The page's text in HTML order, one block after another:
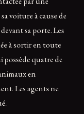
voiture à cause de
sa porte. Les
à sortir en toute
quatre de
en
Les agents ne